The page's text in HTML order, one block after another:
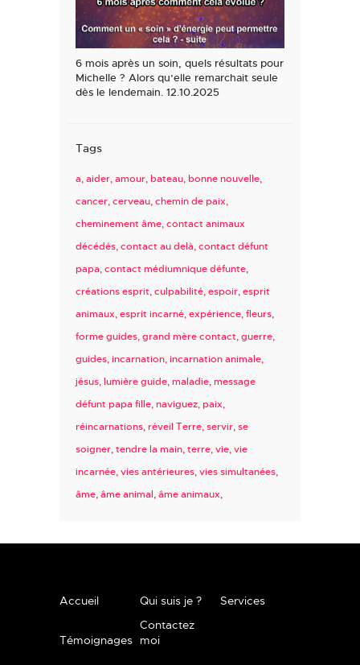
6 mois après un soin, quels résultats pour
Michelle ? Alors qu’elle remarchait seule
dès le lendemain. 12.10.2025
Tags
a aider amour bateau bonne nouvelle
cancer cerveau chemin de paix
cheminement âme contact animaux
décédés contact au delà contact défunt
papa contact médiumnique défunte
créations esprit culpabilité espoir esprit
animaux esprit incarné expérience fleurs
forme guides grand mère contact guerre
guides incarnation incarnation animale
jésus lumière guide maladie message
défunt papa fille naviguez paix
réincarnations réveil Terre servir se
soigner tendre la main terre vie vie
incarnée vies antérieures vies simultanées
âme âme animal âme animaux
Accueil Qui suis je ? Services
Témoignages
Contactez
moi